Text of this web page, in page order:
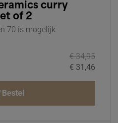
curry
of 2
70 is mogelijk
€ 34,95
€ 31,46
Bestel